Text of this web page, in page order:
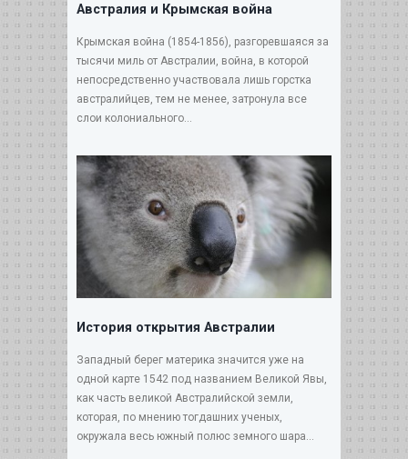
Австралия и Крымская война
Крымская война (1854-1856), разгоревшаяся за
тысячи миль от Австралии, война, в которой
непосредственно участвовала лишь горстка
австралийцев, тем не менее, затронула все
слои колониального...
История открытия Австралии
Западный берег материка значится уже на
одной карте 1542 под названием Великой Явы,
как часть великой Австралийской земли,
которая, по мнению тогдашних ученых,
окружала весь южный полюс земного шара...